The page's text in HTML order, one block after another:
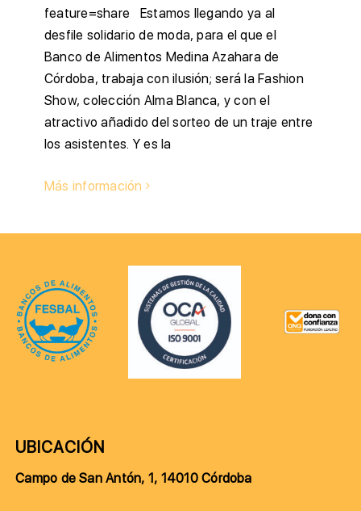
feature=share Estamos llegando ya al
desfile solidario de moda, para el que el
Banco de Alimentos Medina Azahara de
Córdoba, trabaja con ilusión; será la Fashion
Show, colección Alma Blanca, y con el
atractivo añadido del sorteo de un traje entre
los asistentes. Y es la
Más información
UBICACIÓN
Campo de San Antón, 1, 14010 Córdoba